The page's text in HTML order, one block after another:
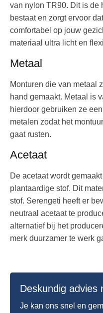
van nylon TR90. Dit is de
bestaat en zorgt ervoor
comfortabel op jouw
materiaal ultra licht en
Metaal
Monturen die van metaal
hand gemaakt. Metaal is
hierdoor gebruiken ze
metalen zodat het
gaat rusten.
Acetaat
De acetaat wordt
plantaardige stof. Dit
stof. Serengeti heeft er
neutraal acetaat te
alternatief bij het
merk duurzamer te werk
Deskundig advies
Je kan ons snel en